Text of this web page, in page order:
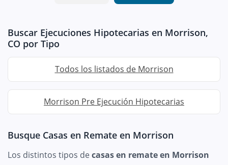
Buscar Ejecuciones Hipotecarias en Morrison,
CO por Tipo
Todos los listados de Morrison
Morrison Pre Ejecución Hipotecarias
Busque Casas en Remate en Morrison
Los distintos tipos decasas en remate en Morrison